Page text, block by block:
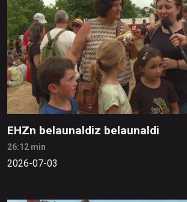
EHZn belaunaldiz belaunaldi
26:12 min
2026-07-03